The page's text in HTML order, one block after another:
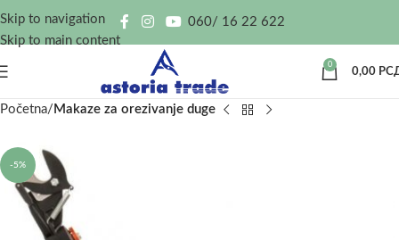
Skip to navigation
Skip to main content
060/ 16 22 622
0
0,00
Početna Makaze za orezivanje duge
-5%